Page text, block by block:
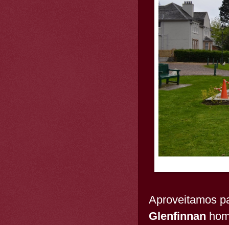
Aproveitamos
Glenfinnan